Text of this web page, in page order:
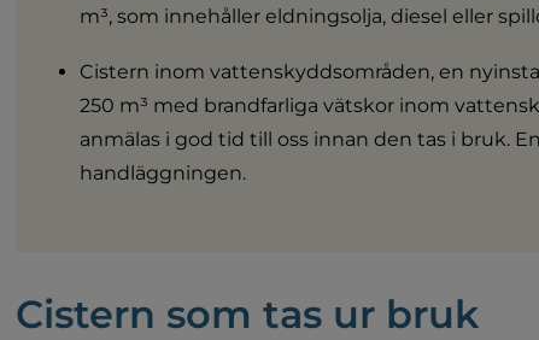
m³, som innehåller eldningsolja, diesel eller
Cistern inom vattenskyddsområden, en
250 m³ med brandfarliga vätskor inom
anmälas i god tid till oss innan den tas i bruk.
handläggningen.
Cistern som tas ur bruk